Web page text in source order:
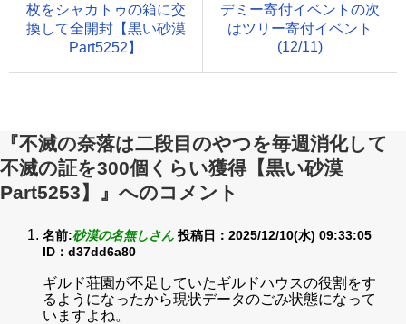
枚をシャカトゥの箱に交
換して全開封【黒い砂漠
Part5252】
デミー寄付イベントの次
はツリー寄付イベント
(12/11)
『不滅の奈落は二段目のやつを毎週消化して
不滅の証を300個くらい獲得【黒い砂漠
Part5253】』へのコメント
名前:砂漠の名無しさん 投稿日：2025/12/10(水) 09:33:05
ID：d37dd6a80
ギルド荘園が不足していたギルドハウスの役割をす
るようになったから現状データのごみ状態になって
いますよね。